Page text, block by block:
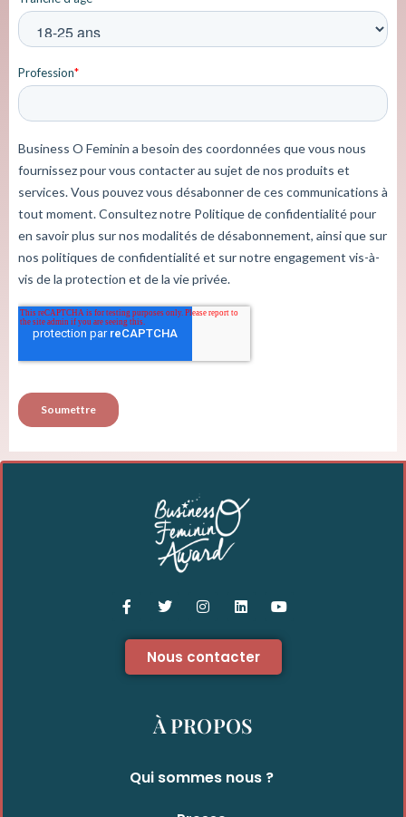
Nous contacter
À PROPOS
Qui sommes nous ?